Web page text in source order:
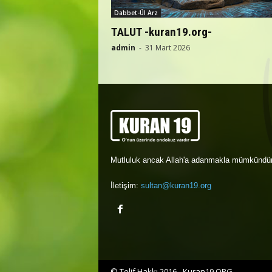
Dabbet-Ül Arz
TALUT -kuran19.org-
admin - 31 Mart 2026
Mutluluk ancak Allah'a adanmakla
İletişim: sultan@kuran19.org